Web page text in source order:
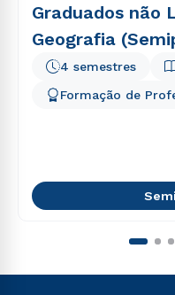
Graduados não
Geografia
4 semestres
Formação de